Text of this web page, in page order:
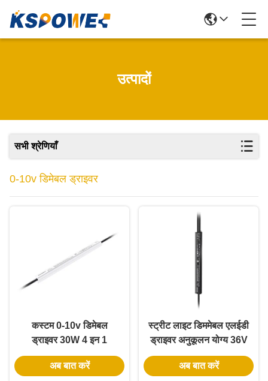
उत्पादों
सभी श्रेणियाँ
0-10v डिमेबल ड्राइवर
कस्टम 0-10v डिमेबल
ड्राइवर 30W 4 इन 1
डिमेबल लाइटिंग ट्रांसफॉर्मर
12V आउटपुट IP67
अब बात करें
स्ट्रीट लाइट डिममेबल एलईडी
ड्राइवर अनुकूलन योग्य 36V
आउटपुट 60W Class2
Thin Slim IP67 UL
अब बात करें